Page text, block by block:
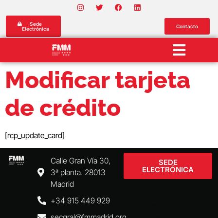
Sede
Electrónica
Contacto
Modificar tarjeta
de crédito
[rcp_update_card]
Calle Gran Vía 30,
3ª planta. 28013
Madrid
+34 915 449 929
SEDE
ELECTRÓNICA